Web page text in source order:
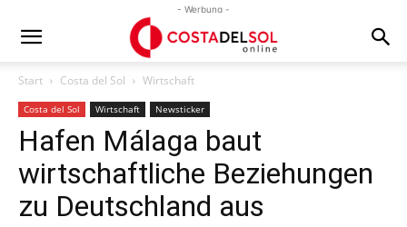
- Werbung -
Start Costa del Sol Wirtschaft
Costa del Sol Wirtschaft Newsticker
Hafen Málaga baut
wirtschaftliche Beziehungen
zu Deutschland aus